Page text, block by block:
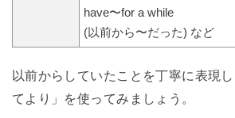
have〜for a while
(以前から〜だった) など
以前からしていたことを丁寧に表現
てより」を使ってみましょう。